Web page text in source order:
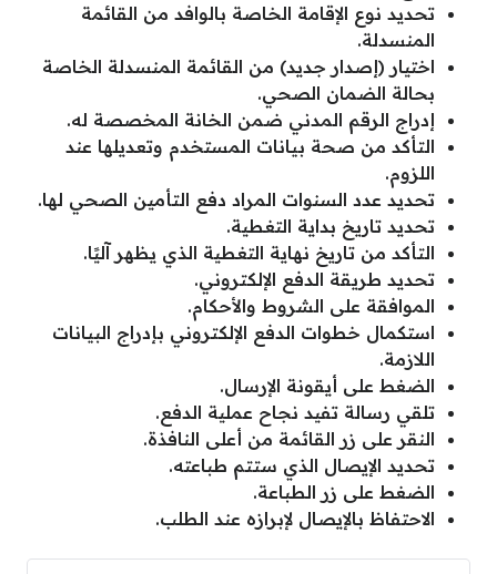
تحديد نوع الإقامة الخاصة بالوافد من القائمة
المنسدلة.
اختيار (إصدار جديد) من القائمة المنسدلة الخاصة
بحالة الضمان الصحي.
إدراج الرقم المدني ضمن الخانة المخصصة له.
التأكد من صحة بيانات المستخدم وتعديلها عند
اللزوم.
تحديد عدد السنوات المراد دفع التأمين الصحي لها.
تحديد تاريخ بداية التغطية.
التأكد من تاريخ نهاية التغطية الذي يظهر آليًا.
تحديد طريقة الدفع الإلكتروني.
الموافقة على الشروط والأحكام.
استكمال خطوات الدفع الإلكتروني بإدراج البيانات
اللازمة.
الضغط على أيقونة الإرسال.
تلقي رسالة تفيد نجاح عملية الدفع.
النقر على زر القائمة من أعلى النافذة.
تحديد الإيصال الذي ستتم طباعته.
الضغط على زر الطباعة.
الاحتفاظ بالإيصال لإبرازه عند الطلب.